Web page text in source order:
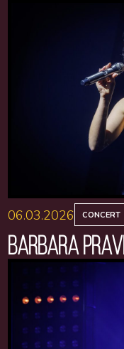
06.03.2026 CONCERT
BARBARA PRAVI